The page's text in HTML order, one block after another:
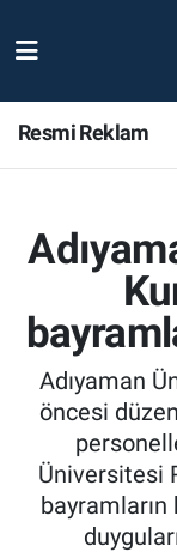
Resmi Reklam
Adıyaman
öncesi
Üniversitesi
Magazin
Bölge
Gündem
Asayiş
Sağlık
Nöbetçi
Adiyaman
Trafik
Süper Lig
Tüm
Son
Haber Arşivi